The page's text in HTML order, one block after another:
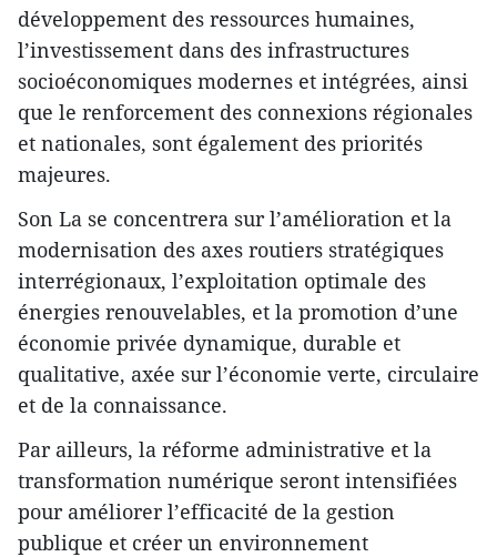
développement des ressources humaines,
l’investissement dans des infrastructures
socioéconomiques modernes et intégrées, ainsi
que le renforcement des connexions régionales
et nationales, sont également des priorités
majeures.
Son La se concentrera sur l’amélioration et la
modernisation des axes routiers stratégiques
interrégionaux, l’exploitation optimale des
énergies renouvelables, et la promotion d’une
économie privée dynamique, durable et
qualitative, axée sur l’économie verte, circulaire
et de la connaissance.
Par ailleurs, la réforme administrative et la
transformation numérique seront intensifiées
pour améliorer l’efficacité de la gestion
publique et créer un environnement